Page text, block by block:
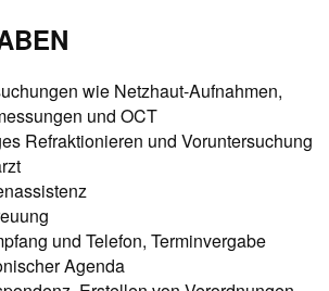
wie Netzhaut-Aufnahmen,
und OCT
Refraktionieren und Voruntersuchung
und Telefon, Terminvergabe
Agenda